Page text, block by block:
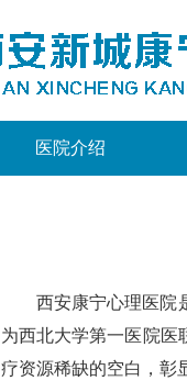
医院介绍
西安康宁心理医院
为西北大学第一医院医
疗资源稀缺的空白，彰